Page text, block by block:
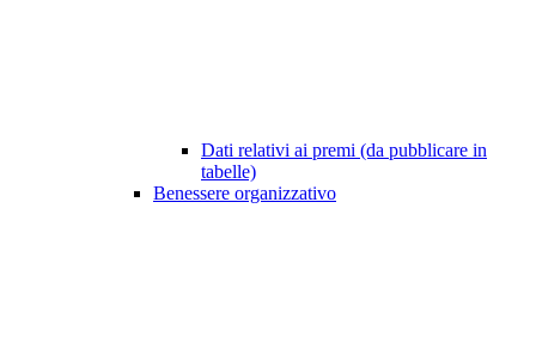
Dati relativi ai premi (da pubblicare in
tabelle)
Benessere organizzativo